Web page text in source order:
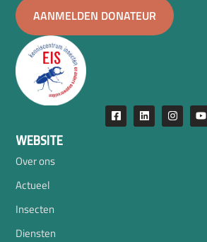
AANMELDEN DONATEUR
WEBSITE
Over ons
Actueel
Insecten
Diensten